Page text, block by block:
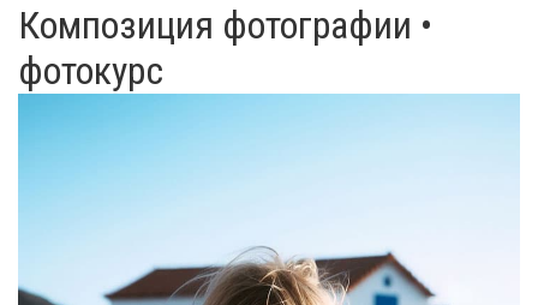
Композиция фотографии •
фотокурс